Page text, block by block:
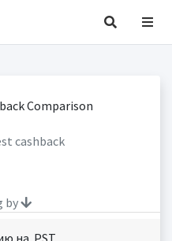
cashback
by